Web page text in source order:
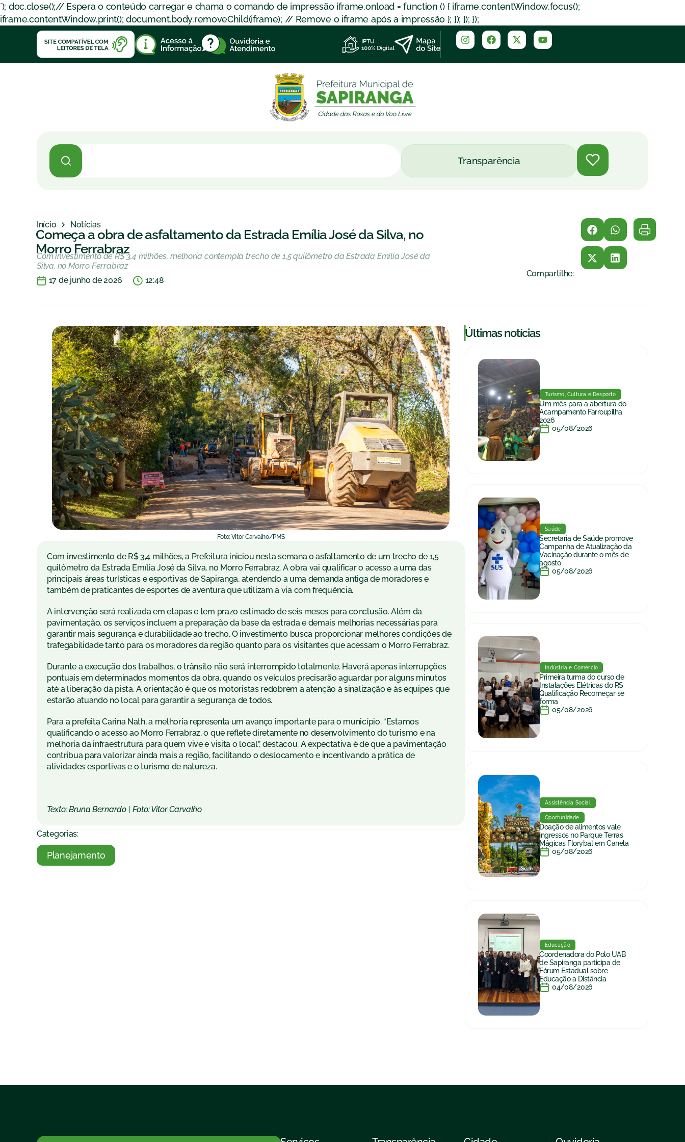
`); doc.close();// Espera o conteúdo carregar e chama o comando de impressão iframe.onload = function () { iframe.contentWindow.focus();
iframe.contentWindow.print(); document.body.removeChild(iframe); // Remove o iframe após a impressão }; }); }); });
Transparência
Início Notícias
Começa a obra de asfaltamento da Estrada Emília José da Silva, no
Morro Ferrabraz
Com investimento de R$ 3,4 milhões, melhoria contempla trecho de 1,5 quilômetro da Estrada Emília José da
Silva, no Morro Ferrabraz
17 de junho de 2026
12:48
Compartilhe:
Foto: Vitor Carvalho/PMS
Com investimento de R$ 3,4 milhões, a Prefeitura iniciou nesta semana o asfaltamento de um trecho de 1,5
quilômetro da Estrada Emília José da Silva, no Morro Ferrabraz. A obra vai qualificar o acesso a uma das
principais áreas turísticas e esportivas de Sapiranga, atendendo a uma demanda antiga de moradores e
também de praticantes de esportes de aventura que utilizam a via com frequência.
A intervenção será realizada em etapas e tem prazo estimado de seis meses para conclusão. Além da
pavimentação, os serviços incluem a preparação da base da estrada e demais melhorias necessárias para
garantir mais segurança e durabilidade ao trecho. O investimento busca proporcionar melhores condições de
trafegabilidade tanto para os moradores da região quanto para os visitantes que acessam o Morro Ferrabraz.
Durante a execução dos trabalhos, o trânsito não será interrompido totalmente. Haverá apenas interrupções
pontuais em determinados momentos da obra, quando os veículos precisarão aguardar por alguns minutos
até a liberação da pista. A orientação é que os motoristas redobrem a atenção à sinalização e às equipes que
estarão atuando no local para garantir a segurança de todos.
Para a prefeita Carina Nath, a melhoria representa um avanço importante para o município. “Estamos
qualificando o acesso ao Morro Ferrabraz, o que reflete diretamente no desenvolvimento do turismo e na
melhoria da infraestrutura para quem vive e visita o local”, destacou. A expectativa é de que a pavimentação
contribua para valorizar ainda mais a região, facilitando o deslocamento e incentivando a prática de
atividades esportivas e o turismo de natureza.
Texto: Bruna Bernardo | Foto: Vitor Carvalho
Categorias:
Planejamento
|Últimas notícias
Turismo, Cultura e Desporto
Um mês para a abertura do
Acampamento Farroupilha
2026
05/08/2026
Saúde
Secretaria de Saúde promove
Campanha de Atualização da
Vacinação durante o mês de
agosto
05/08/2026
Indústria e Comércio
Primeira turma do curso de
Instalações Elétricas do RS
Qualificação Recomeçar se
forma
05/08/2026
Assistência Social
Oportunidade
Doação de alimentos vale
ingressos no Parque Terras
Mágicas Florybal em Canela
05/08/2026
Educação
Coordenadora do Polo UAB
de Sapiranga participa de
Fórum Estadual sobre
Educação a Distância
04/08/2026